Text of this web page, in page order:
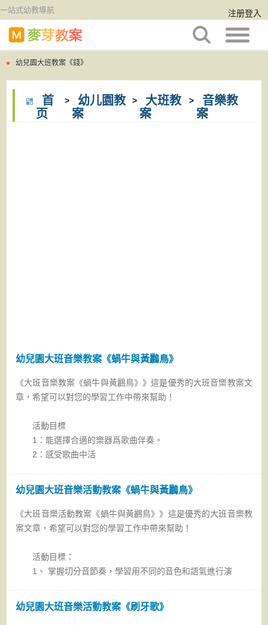
一站式幼教導航 注册登入
幼兒園大班教案《文具》
幼兒園大班教案《錢》
幼兒園大班教案《勇敢》
幼兒園大班教案《錢》
首
页
>
幼儿園教
案
>
大班教
案
>
音樂教
案
幼兒園大班音樂教案《蝸牛與黃鸝鳥》
《大班音樂教案《蝸牛與黃鸝鳥》》這是優秀的大班音樂教案文
章，希望可以對您的學習工作中帶來幫助！
活動目標
1：能選擇合適的樂器爲歌曲伴奏。
2：感受歌曲中活
幼兒園大班音樂活動教案《蝸牛與黃鸝鳥》
《大班音樂活動教案《蝸牛與黃鸝鳥》》這是優秀的大班音樂教
案文章，希望可以對您的學習工作中帶來幫助！
活動目標：
1、 掌握切分音節奏，學習用不同的音色和語氣進行演
幼兒園大班音樂活動教案《刷牙歌》